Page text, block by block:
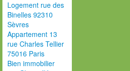
Logement rue des
Binelles 92310
Sèvres
Appartement 13
rue Charles Tellier
75016 Paris
Bien immobilier